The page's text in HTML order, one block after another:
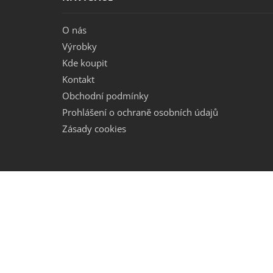
O nás
Výrobky
Kde koupit
Kontakt
Obchodní podmínky
Prohlášení o ochraně osobních údajů
Zásady cookies